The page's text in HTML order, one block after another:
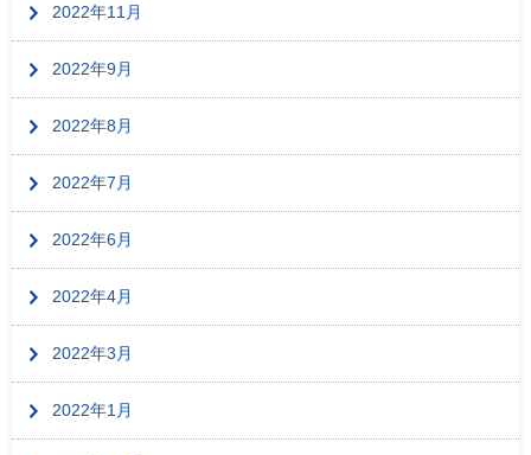
2022年11月
2022年9月
2022年8月
2022年7月
2022年6月
2022年4月
2022年3月
2022年1月